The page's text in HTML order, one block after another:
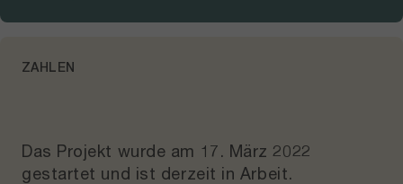
ZAHLEN
Das Projekt wurde am 17. März 2022
gestartet und ist derzeit in Arbeit.